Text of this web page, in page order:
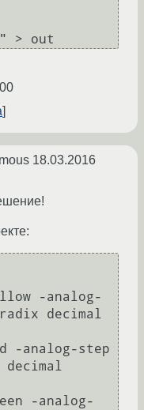
18.03.2016
-analog-
decimal
-analog-step
-analog-